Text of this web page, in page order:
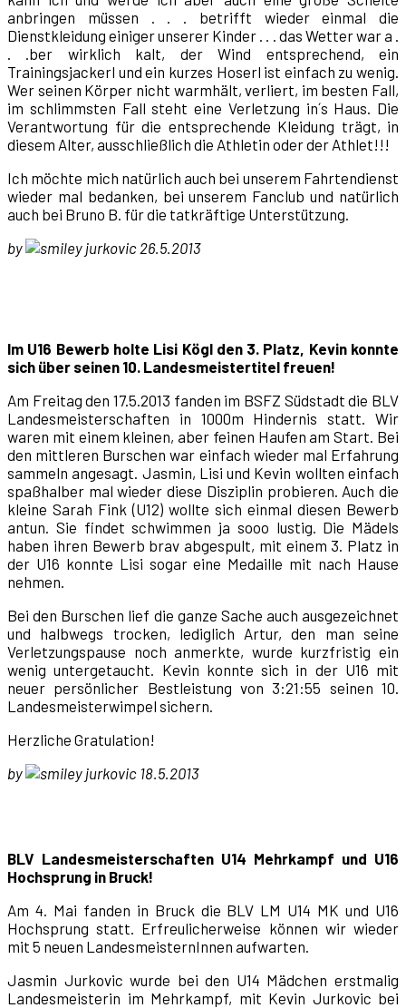
anbringen müssen . . . betrifft wieder einmal die
Dienstkleidung einiger unserer Kinder . . . das Wetter war a .
. .ber wirklich kalt, der Wind entsprechend, ein
Trainingsjackerl und ein kurzes Hoserl ist einfach zu wenig.
Wer seinen Körper nicht warmhält, verliert, im besten Fall,
im schlimmsten Fall steht eine Verletzung in´s Haus. Die
Verantwortung für die entsprechende Kleidung trägt, in
diesem Alter, ausschließlich die Athletin oder der Athlet!!!
Ich möchte mich natürlich auch bei unserem Fahrtendienst
wieder mal bedanken, bei unserem Fanclub und natürlich
auch bei Bruno B. für die tatkräftige Unterstützung.
by
jurkovic 26.5.2013
Im U16 Bewerb holte Lisi Kögl den 3. Platz, Kevin konnte
sich über seinen 10. Landesmeistertitel freuen!
Am Freitag den 17.5.2013 fanden im BSFZ Südstadt die BLV
Landesmeisterschaften in 1000m Hindernis statt. Wir
waren mit einem kleinen, aber feinen Haufen am Start. Bei
den mittleren Burschen war einfach wieder mal Erfahrung
sammeln angesagt. Jasmin, Lisi und Kevin wollten einfach
spaßhalber mal wieder diese Disziplin probieren. Auch die
kleine Sarah Fink (U12) wollte sich einmal diesen Bewerb
antun. Sie findet schwimmen ja sooo lustig. Die Mädels
haben ihren Bewerb brav abgespult, mit einem 3. Platz in
der U16 konnte Lisi sogar eine Medaille mit nach Hause
nehmen.
Bei den Burschen lief die ganze Sache auch ausgezeichnet
und halbwegs trocken, lediglich Artur, den man seine
Verletzungspause noch anmerkte, wurde kurzfristig ein
wenig untergetaucht. Kevin konnte sich in der U16 mit
neuer persönlicher Bestleistung von 3:21:55 seinen 10.
Landesmeisterwimpel sichern.
Herzliche Gratulation!
by
jurkovic 18.5.2013
BLV Landesmeisterschaften U14 Mehrkampf und U16
Hochsprung in Bruck!
Am 4. Mai fanden in Bruck die BLV LM U14 MK und U16
Hochsprung statt. Erfreulicherweise können wir wieder
mit 5 neuen LandesmeisternInnen aufwarten.
Jasmin Jurkovic wurde bei den U14 Mädchen erstmalig
Landesmeisterin im Mehrkampf, mit Kevin Jurkovic bei